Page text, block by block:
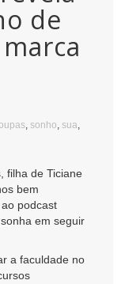
de
sonho sua
filha de Ticiane
bem
podcast
em seguir
a faculdade no